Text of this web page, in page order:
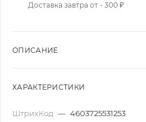
Доставка завтра от - 300 ₽
ОПИСАНИЕ
ХАРАКТЕРИСТИКИ
ШтрихКод — 4603725531253